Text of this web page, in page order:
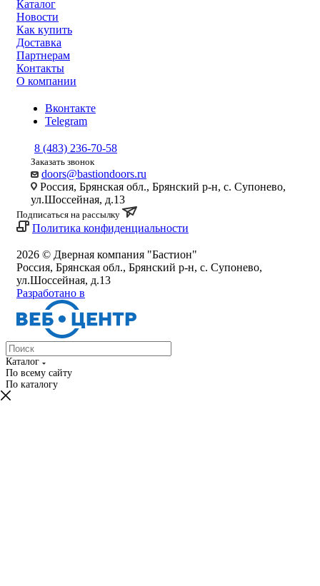
Каталог
Новости
Как купить
Доставка
Партнерам
Контакты
О компании
Вконтакте
Telegram
8 (483) 236-70-58
Заказать звонок
doors@bastiondoors.ru
Россия, Брянская обл., Брянский р-н, с. Супонево,
ул.Шоссейная, д.13
Подписаться на рассылку
Политика конфиденциальности
2026 © Дверная компания "Бастион"
Россия, Брянская обл., Брянский р-н, с. Супонево,
ул.Шоссейная, д.13
Разработано в
Каталог
По всему сайту
По каталогу